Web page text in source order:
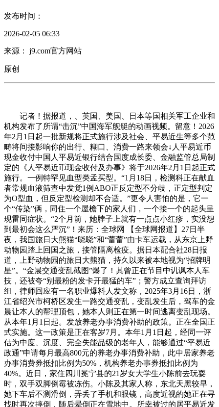
发布时间：
2026-02-05 06:33
来源： j9.com官方网站
原创
记者！据报道，、英国、美国、日本等国相关军工企业和
机构发布了所谓“击沉”中国海军舰艇的动画视频。留意！2026
年2月1日起一批新规将正式施行涉及社会、平易近生等多个范
畴将间接影响你的出行、糊口、消费一路来领会↓人平易近币
现金收付中国人平易近银行结合国度成长委、金融监管总局制
定的《人平易近币现金收付及办事》将于2026年2月1日起正式
施行。一例特罕见血型类孟买型。“1月18日，检测科正在献血
者常规血液筛查中发觉1例ABO正反定型不分歧，正定型判定
为O型血，但反定型检测却不合适。”更令人害怕的是，它一
个“传染”俩，同住一个屋檐下的家人们，一个接一个的起头呈
现雷同症状。“2个月前，她脖子上就有一点点小红疹，实没想
到最初会这么严沉”！来历：全球网 【全球网报道】27日半
夜，我国旅日大熊猫“晓晓”和“蕾蕾”由卡车运载，从东京上野
动物园踏上回国之旅，接管隔离检疫。据日本配合社28日报
道，上野动物园的旅日大熊猫，持久以来被本地视为“招牌明
星”。“金晨交通变乱截图”爆了！其曾正在节目中讥讽本人车
技，还被夸“别最粉的发卡开最猛的车”；警方成立查询拜访
组，律师回应有一名职业爆料人发文称，2025年3月16日，浙
江省绍兴市柯桥区发生一路交通变乱，变乱发生后，驾车的金
晨让本人的帮理顶包，她本人则正在第一时间逃离变乱现场。
从本年1月1日起。发放养老办事消费补助的政策。正在全国正
式实施。这一政策是正在客岁7月。本年1月1日起，经同一评
估为中度、沉度、完全失能品级的老年人，能够通过“平易近
政通”申请每月最高800元的养老办事消费补助，此中居家养老
办事消费券抵扣比例为50%，机构养老办事券抵扣比例为
40%。近日，家住四川冕宁县的21岁女大学生小陈前去玩耍
时，双手双脚倒霉被冻伤。小陈及其家人称，东北天黑较早，
她下车后不测滑倒，弄丢了手机和眼镜，高度近视的她正在寻
找时再次摔倒，随后晕倒正在雪地中。所幸被过的居平易近发